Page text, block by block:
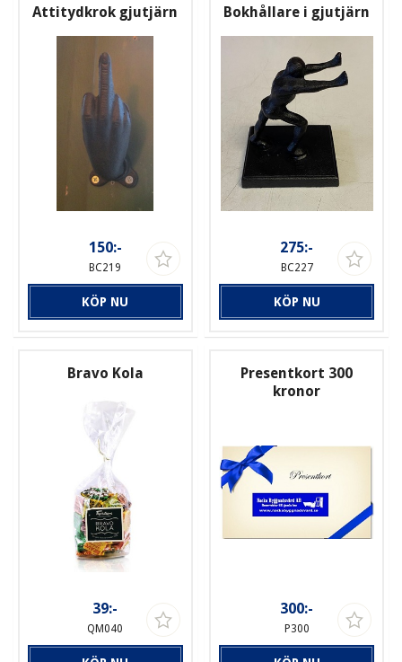
Attitydkrok gjutjärn
150:-
BC219
KÖP NU
Bokhållare i gjutjärn
275:-
BC227
KÖP NU
Bravo Kola
39:-
QM040
Presentkort 300
kronor
300:-
P300